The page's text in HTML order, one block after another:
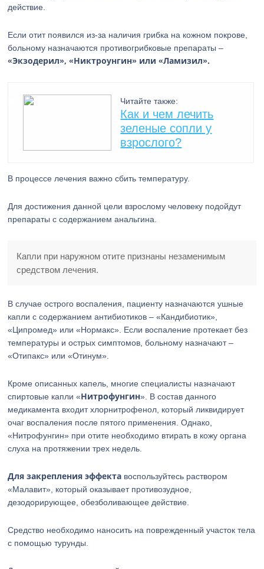
действие.
Если отит появился из-за наличия грибка на кожном покрове,
больному назначаются противогрибковые препараты –
«Экзодерил», «Никтроунгин» или «Ламизил».
Читайте также:
Как и чем лечить
зеленые сопли у
взрослого?
В процессе лечения важно сбить температуру.
Для достижения данной цели взрослому человеку подойдут
препараты с содержанием анальгина.
Капли при наружном отите признаны незаменимым
средством лечения.
В случае острого воспаления, пациенту назначаются ушные
капли с содержанием антибиотиков – «Кандибиотик»,
«Ципромед» или «Нормакс». Если воспаление протекает без
температуры и острых симптомов, больному назначают –
«Отипакс» или «Отинум».
Кроме описанных капель, многие специалисты назначают
спиртовые капли «Нитрофунгин». В состав данного
медикамента входит хлорнитрофенол, который ликвидирует
очаг воспаления после пятого применения. Однако,
«Нитрофунгин» при отите необходимо втирать в кожу органа
слуха на протяжении трех недель.
Для закрепления эффекта воспользуйтесь раствором
«Малавит», который оказывает противозудное,
дезодорирующее, обезболивающее действие.
Средство необходимо наносить на поврежденный участок тела
с помощью турунды.